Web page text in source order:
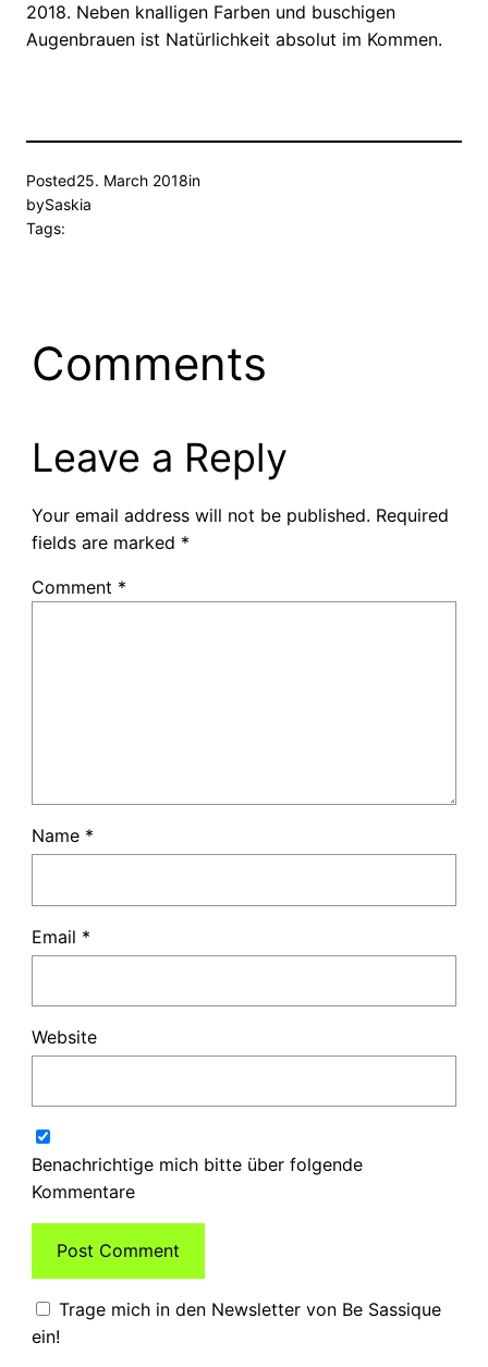
2018. Neben knalligen Farben und buschigen
Augenbrauen ist Natürlichkeit absolut im Kommen.
Posted25. March 2018in
bySaskia
Tags:
Comments
Leave a Reply
Your email address will not be published. Required
fields are marked *
Comment *
Name *
Email *
Website
Benachrichtige mich bitte über folgende
Kommentare
Trage mich in den Newsletter von Be Sassique
ein!